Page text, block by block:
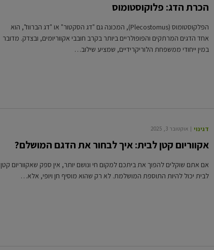
הכרת הדג: פלוקוסטומוס
הפלקוסטומוס (Plecostomus), המכונה גם "דג הסקטור" או "דג הברווז", הוא
אחד הדגים המרתקים והפופולריים ביותר בקרב חובבי אקווריומים, ובצדק. מדובר
במין ייחודי ממשפחת הלוריקרידיים, שמציע שילוב…
דגי נוי אוקטובר 3, 2025
אקווריום קטן לבית: איך לבחור את הדגם המושלם?
אם אתם שוקלים להפוך את ביתכם למקום חי ונושם יותר, אין ספק שאקווריום קטן
לבית יכול להיות התוספת המושלמת. לא רק שהוא מוסיף חן ויופי, אלא…